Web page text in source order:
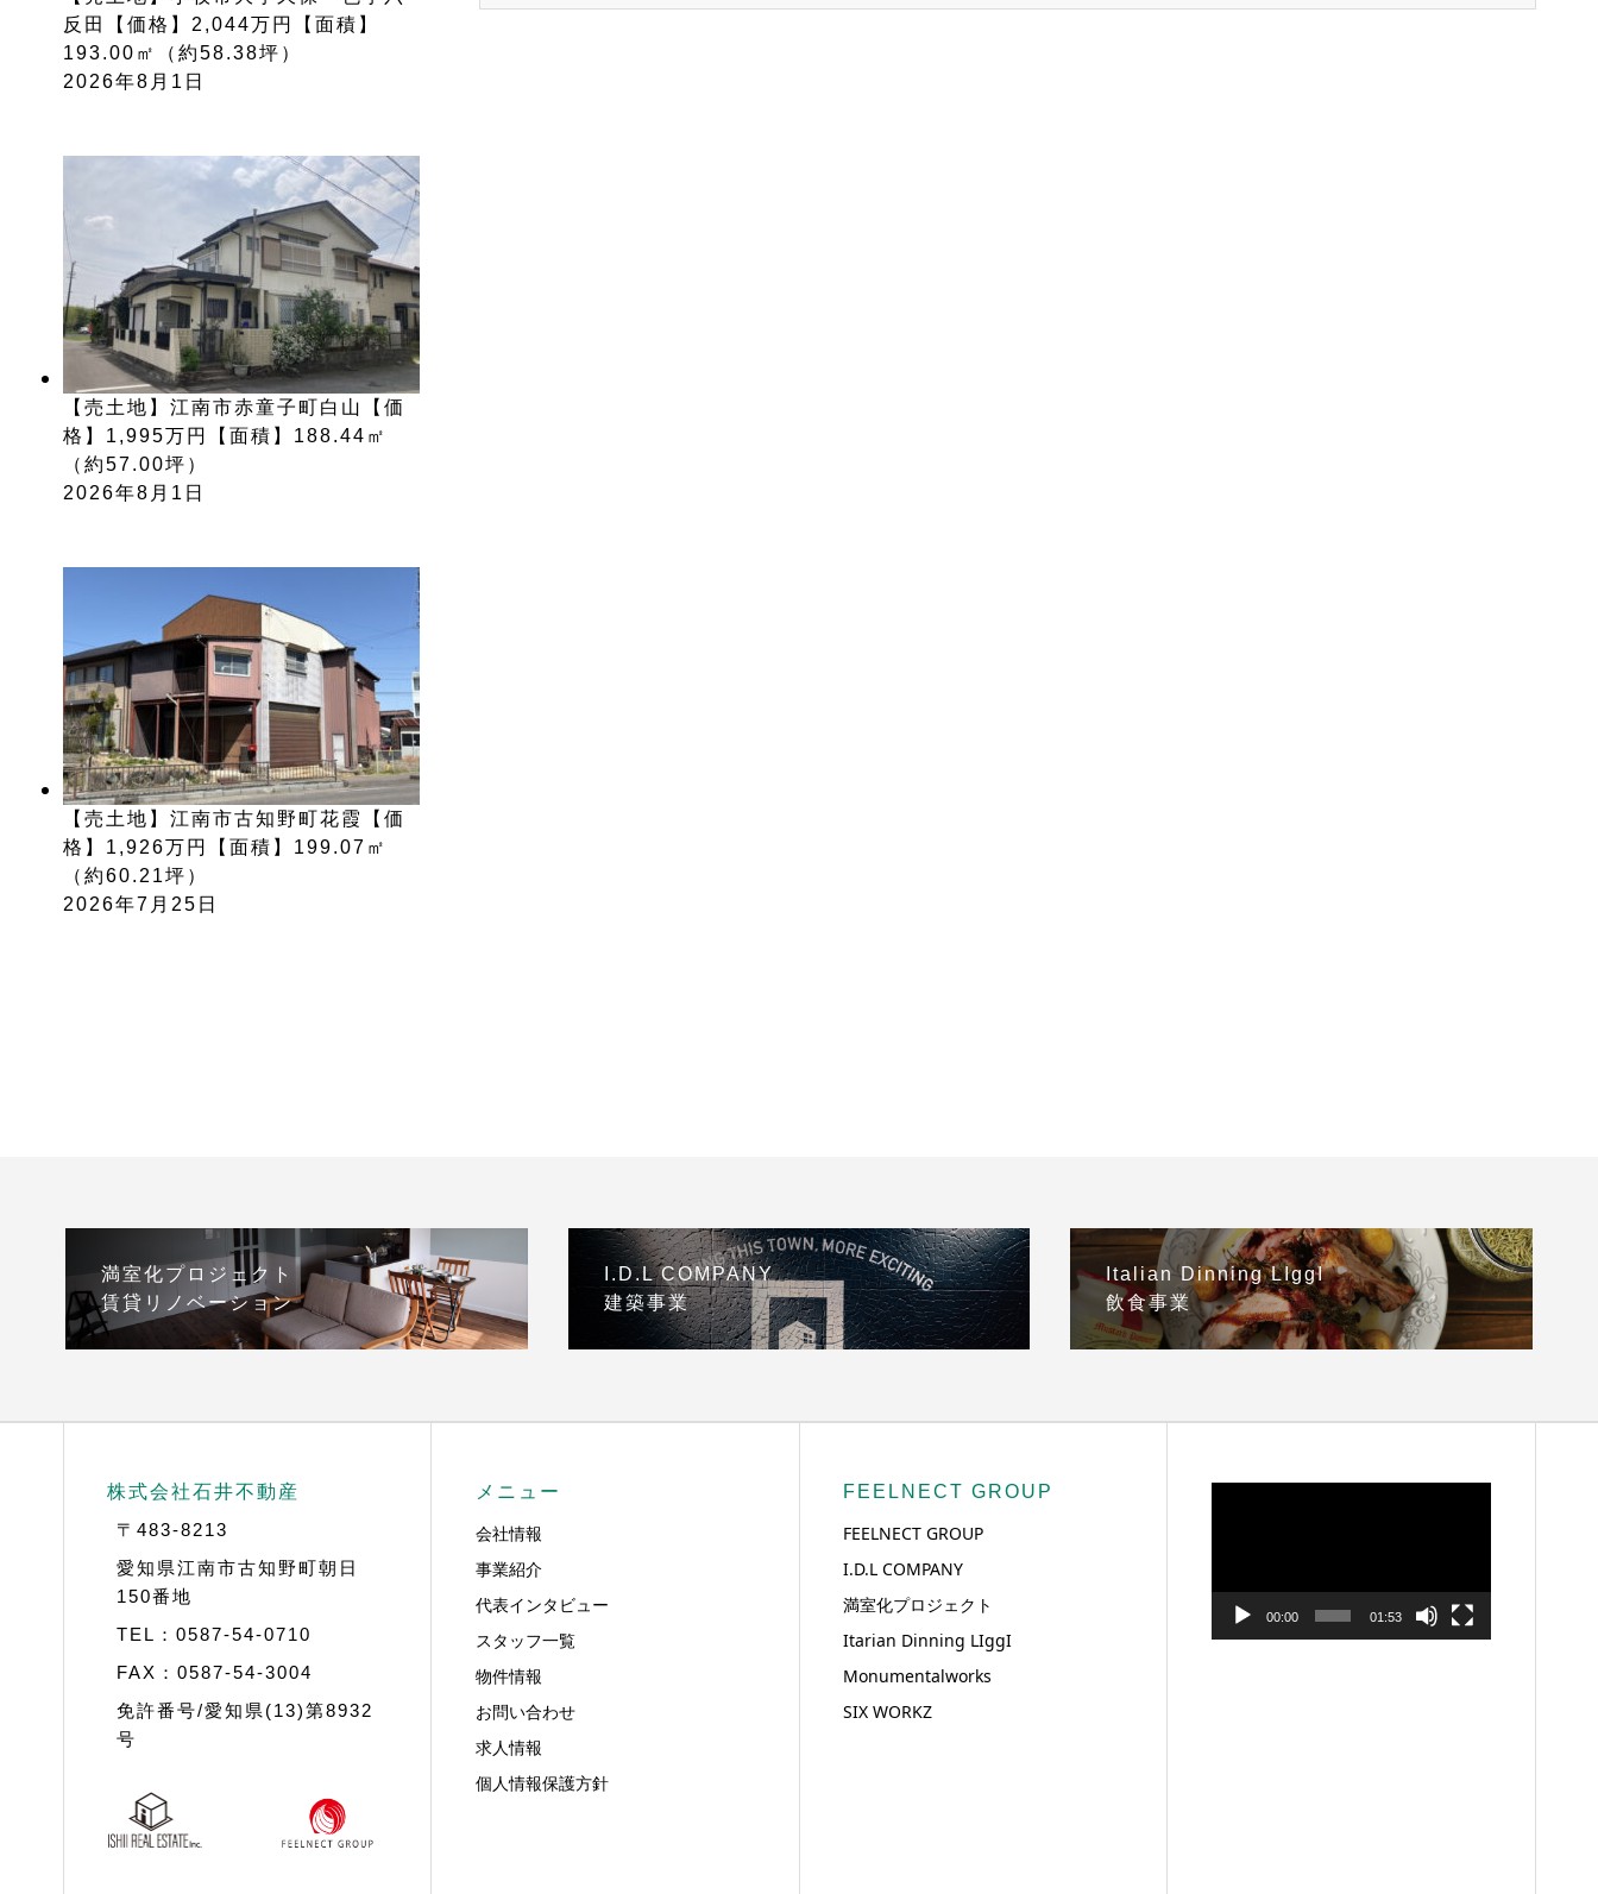
反田【価格】2,044万円【面積】
193.00㎡（約58.38坪）
2026年8月1日
【売土地】江南市赤童子町白山【価
格】1,995万円【面積】188.44㎡
（約57.00坪）
2026年8月1日
【売土地】江南市古知野町花霞【価
格】1,926万円【面積】199.07㎡
（約60.21坪）
2026年7月25日
満室化プロジェクト
賃貸リノベーション
I.D.L COMPANY
建築事業
Italian Dinning LIggI
飲食事業
株式会社石井不動産
〒483-8213
愛知県江南市古知野町朝日
150番地
TEL：0587-54-0710
FAX：0587-54-3004
免許番号/愛知県(13)第8932
号
メニュー
会社情報
事業紹介
代表インタビュー
スタッフ一覧
物件情報
お問い合わせ
求人情報
個人情報保護方針
FEELNECT GROUP
FEELNECT GROUP
I.D.L COMPANY
満室化プロジェクト
Itarian Dinning LIggI
Monumentalworks
SIX WORKZ
動
ヤ
00:00 01:53